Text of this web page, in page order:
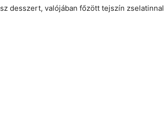
desszert, valójában főzött tejszín zselatinnal